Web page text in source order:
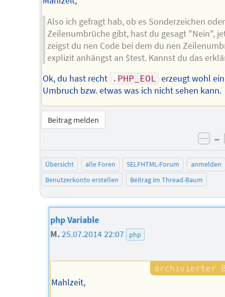
Also ich gefragt hab, ob es Sonderzeichen oder
Zeilenumbrüche gibt, hast du gesagt "Nein",
zeigst du nen Code bei dem du nen
explizit anhängst an $test. Kannst du das
Ok, du hast recht . PHP_EOL erzeugt wohl ein
Umbruch bzw. etwas was ich nicht sehen kann.
Beitrag melden
–
Übersicht alle Foren SELFHTML-Forum
anmelden
Benutzerkonto erstellen
Beitrag im Thread-Baum
php Variable
M.25.07.2014 22:07 php
Mahlzeit,